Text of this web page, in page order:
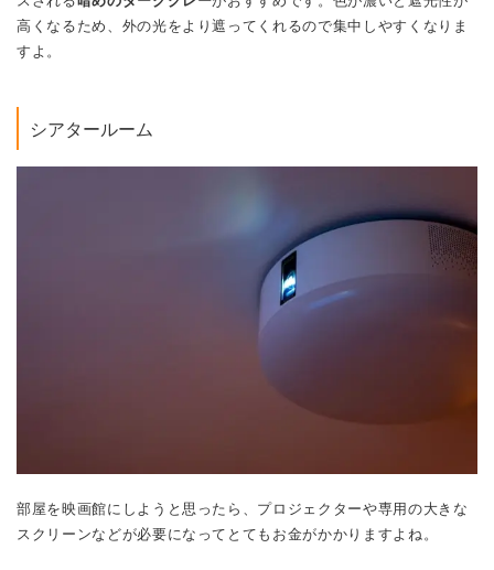
高くなるため、外の光をより遮ってくれるので集中しやすくなりま
すよ。
シアタールーム
部屋を映画館にしようと思ったら、プロジェクターや専用の大きな
スクリーンなどが必要になってとてもお金がかかりますよね。